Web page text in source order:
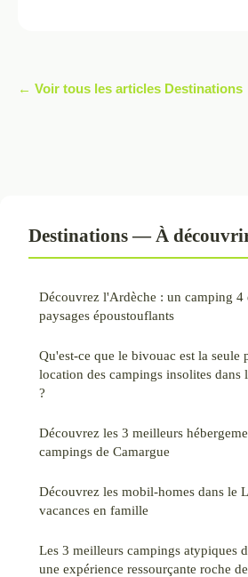
← Voir tous les articles Destinations
Destinations — À
Découvrez l'Ardèche : un camping 4
paysages époustouflants
Qu'est-ce que le bivouac est la seule
location des campings insolites dans
?
Découvrez les 3 meilleurs
campings de Camargue
Découvrez les mobil-homes dans le
vacances en famille
Les 3 meilleurs campings atypiques
une expérience ressourçante roche